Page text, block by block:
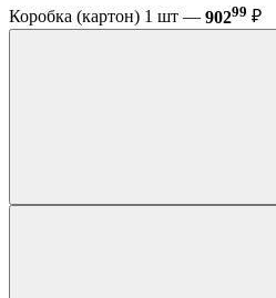
Коробка (картон) 1 шт — 90299 ₽